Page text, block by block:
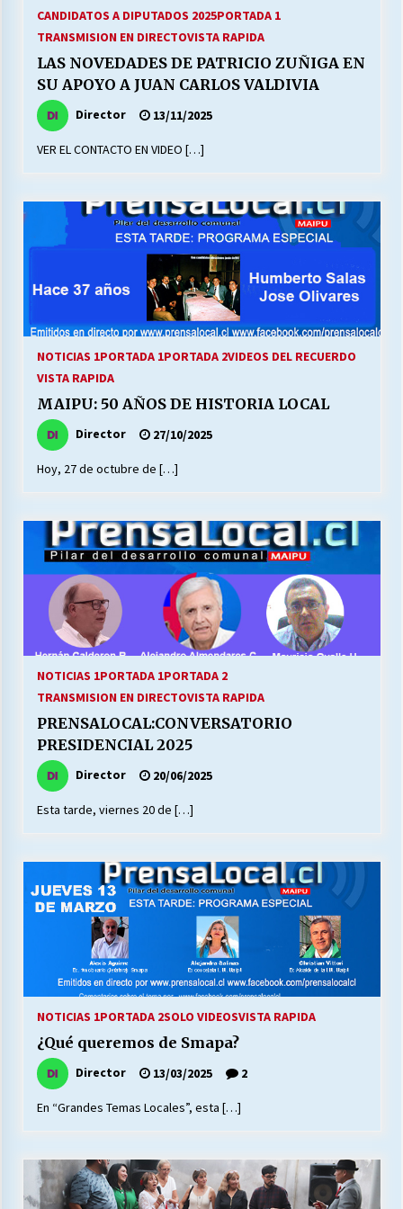
LABORAL:
13/07/2026
25/06/2026
¿Qué habrían dicho?
23/06/2026
VOLVER A SER ALTERNATIVA
16/06/2026
28/05/2026
cuestión social hoy”.
S.O.S. a los ricos, Save Our Souls (Salvar
Nuestras Almas)
30/04/2026
¿Asesores con doble sueldo?
18/04/2026
Chile y sus segmentos de la riqueza
06/04/2026
CANDIDATOS A DIPUTADOS 2025PORTADA 1
TRANSMISION EN DIRECTOVISTA RAPIDA
LAS NOVEDADES DE PATRICIO ZUÑIGA EN
SU APOYO A JUAN CARLOS VALDIVIA
Director 13/11/2025
VER EL CONTACTO EN VIDEO […]
NOTICIAS 1PORTADA 1PORTADA 2VIDEOS DEL RECUERDO
VISTA RAPIDA
MAIPU: 50 AÑOS DE HISTORIA LOCAL
Director 27/10/2025
Hoy, 27 de octubre de […]
NOTICIAS 1PORTADA 1PORTADA 2
TRANSMISION EN DIRECTOVISTA RAPIDA
PRENSALOCAL:CONVERSATORIO
PRESIDENCIAL 2025
Director 20/06/2025
Esta tarde, viernes 20 de […]
NOTICIAS 1PORTADA 2SOLO VIDEOSVISTA RAPIDA
¿Qué queremos de Smapa?
Director 13/03/2025 2
En “Grandes Temas Locales”, esta […]